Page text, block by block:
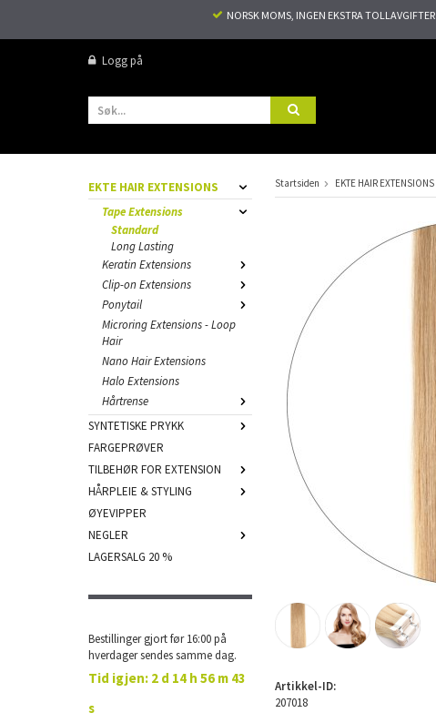
NORSK MOMS, INGEN EKSTRA TOLLAVGIFTER ​ ​
Logg på
EKTE HAIR EXTENSIONS
Tape Extensions
Standard
Long Lasting
Keratin Extensions
Clip-on Extensions
Ponytail
Microring Extensions - Loop
Hair
Nano Hair Extensions
Halo Extensions
Hårtrense
SYNTETISKE PRYKK
FARGEPRØVER
TILBEHØR FOR EXTENSION
HÅRPLEIE & STYLING
ØYEVIPPER
NEGLER
LAGERSALG 20 %
Bestillinger gjort før 16:00 på
hverdager sendes samme dag.
Tid igjen: 2 d 14 h 56 m 42
s
Startsiden EKTE HAIR EXTENSIONS
Artikkel-ID:
207018